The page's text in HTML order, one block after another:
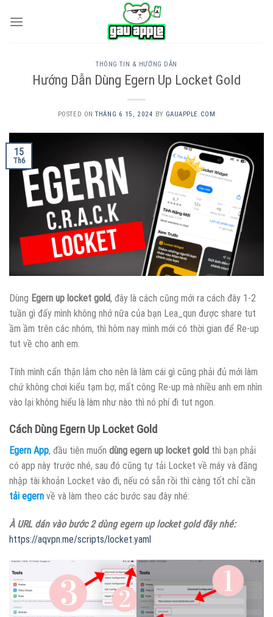
THÔNG TIN & HƯỚNG DẪN
Hướng Dẫn Dùng Egern Up Locket Gold
POSTED ONTHÁNG 6 15, 2024 BY GAUAPPLE.COM
15
Th6
Dùng Egern up locket gold, đây là cách cũng mới ra cách đây 1-2
tuần gì đấy mình không nhớ nữa của bạn Lea_qun được share tut
ầm ầm trên các nhóm, thì hôm nay mình mới có thời gian để Re-up
tut về cho anh em.
Tính mình cẩn thận lắm cho nên là làm cái gì cũng phải đủ mới làm
chứ không chơi kiểu tạm bợ, mất công Re-up mà nhiều anh em nhìn
vào lại không hiểu là làm như nào thì nó phí đi tut ngon.
Cách Dùng Egern Up Locket Gold
Egern App, đầu tiên muốn dùng egern up locket gold thì bạn phải
có app này trước nhé, sau đó cũng tự tải Locket về máy và đăng
nhập tài khoản Locket vào đi, nếu có sẵn rồi thì càng tốt chỉ cần
tải egern về và làm theo các bước sau đây nhé:
À URL dán vào bước 2 dùng egern up locket gold đây nhé:
https://aqvpn.me/scripts/locket.yaml